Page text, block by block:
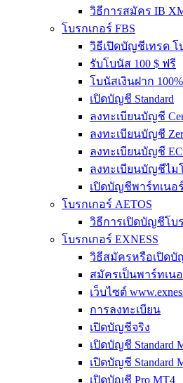
วิธีการสมัคร IB
โบรกเกอร์ FBS
วิธีเปิดบัญชีเทรด โ
รับโบนัส 100 $ ฟรี
โบนัสเงินฝาก 100%
เปิดบัญชี Standard
ลงทะเบียนบัญชี
ลงทะเบียนบัญชี
ลงทะเบียนบัญชี
ลงทะเบียนบัญชีไม
เปิดบัญชีพาร์ทเนอร์
โบรกเกอร์ AETOS
วิธีการเปิดบัญชีโบร
โบรกเกอร์ EXNESS
วิธีสมัครหรือเปิดบัญ
สมัครเป็นพาร์ทเน
เว็บไซต์
การลงทะเบียน
เปิดบัญชีจริง
เปิดบัญชี Standard
เปิดบัญชี Standard
เปิดบัญชี Pro MT4